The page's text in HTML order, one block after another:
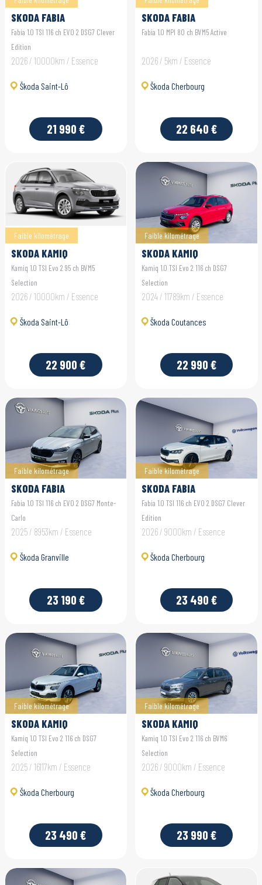
SKODA FABIA
Fabia 1.0 TSI 116 ch EVO 2 DSG7 Clever
Edition
2026 / 10000km / Essence
Škoda Saint-Lô
21 990 €
SKODA FABIA
Fabia 1.0 MPI 80 ch BVM5 Active
2026 / 5km / Essence
Škoda Cherbourg
22 640 €
Faible kilométrage
SKODA KAMIQ
Kamiq 1.0 TSI Evo 2 95 ch BVM5
Selection
2026 / 10000km / Essence
Škoda Saint-Lô
22 900 €
Faible kilométrage
SKODA KAMIQ
Kamiq 1.0 TSI Evo 2 116 ch DSG7
Selection
2024 / 11789km / Essence
Škoda Coutances
22 990 €
Faible kilométrage
SKODA FABIA
Fabia 1.0 TSI 116 ch EVO 2 DSG7 Monte-
Carlo
2025 / 8953km / Essence
Škoda Granville
23 190 €
Faible kilométrage
SKODA FABIA
Fabia 1.0 TSI 116 ch EVO 2 DSG7 Clever
Edition
2026 / 9000km / Essence
Škoda Cherbourg
23 490 €
Faible kilométrage
SKODA KAMIQ
Kamiq 1.0 TSI Evo 2 116 ch DSG7
Selection
2025 / 16117km / Essence
Škoda Cherbourg
23 490 €
Faible kilométrage
SKODA KAMIQ
Kamiq 1.0 TSI Evo 2 116 ch BVM6
Selection
2026 / 9000km / Essence
Škoda Cherbourg
23 990 €